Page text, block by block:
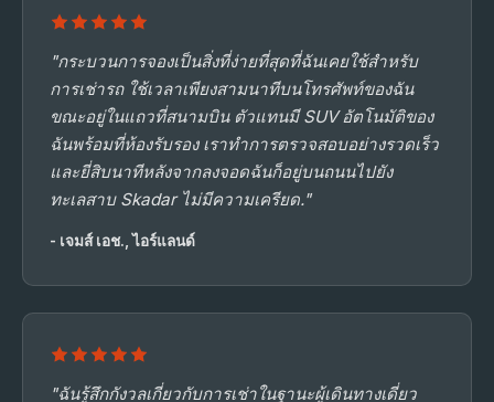
"กระบวนการจองเป็นสิ่งที่ง่ายที่สุดที่ฉันเคยใช้สำหรับ
การเช่ารถ ใช้เวลาเพียงสามนาทีบนโทรศัพท์ของฉัน
ขณะอยู่ในแถวที่สนามบิน ตัวแทนมี SUV อัตโนมัติของ
ฉันพร้อมที่ห้องรับรอง เราทำการตรวจสอบอย่างรวดเร็ว
และยี่สิบนาทีหลังจากลงจอดฉันก็อยู่บนถนนไปยัง
ทะเลสาบ Skadar ไม่มีความเครียด."
- เจมส์ เอช., ไอร์แลนด์
"ฉันรู้สึกกังวลเกี่ยวกับการเช่าในฐานะผู้เดินทางเดี่ยว